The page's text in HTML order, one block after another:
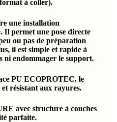
à coller).
une installation
Il permet une pose directe
ou pas de préparation
il est simple et rapide à
ni endommager le support.
PU ECOPROTEC, le
résistant aux rayures.
avec structure à couches
parfaite.